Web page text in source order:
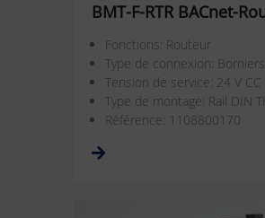
BMT-F-RTR BACnet-
Fonctions: Routeur
Type de connexion:
Tension de service: 24 V CC
Type de montage: Rail DIN
Référence: 1108800170